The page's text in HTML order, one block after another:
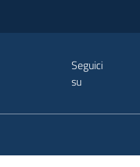
Seguici
su